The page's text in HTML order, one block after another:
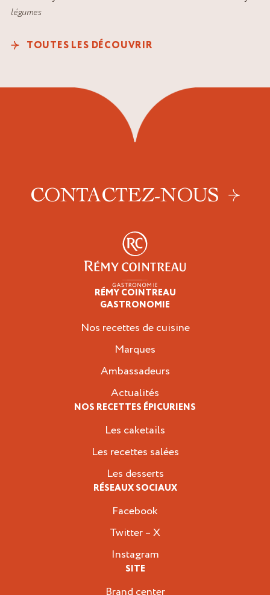
légumes
TOUTES LES DÉCOUVRIR
CONTACTEZ-NOUS
RÉMY COINTREAU
GASTRONOMIE
Nos recettes de cuisine
Marques
Ambassadeurs
Actualités
NOS RECETTES ÉPICURIENS
Les caketails
Les recettes salées
Les desserts
RÉSEAUX SOCIAUX
Facebook
Twitter – X
Instagram
SITE
Brand center